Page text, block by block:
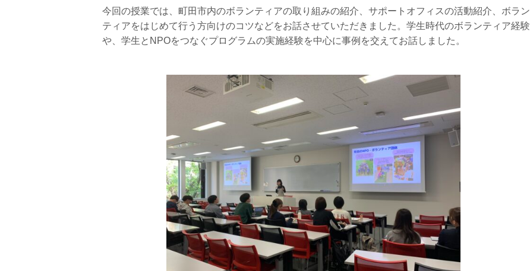
今回の授業では、町田市内のボランティアの取り組みの紹介、サポートオフィスの活動紹介、ボラン
ティアをはじめて行う方向けのコツなどをお話させていただきました。学生時代のボランティア経験
や、学生とNPOをつなぐプログラムの実施経験を中心に事例を交えてお話しました。